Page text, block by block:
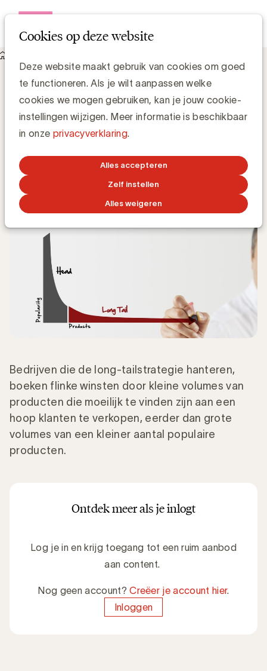
Cookies op deze website
Deze website maakt gebruik van cookies om goed
te functioneren. Als je wilt aanpassen welke
cookies we mogen gebruiken, kan je jouw cookie-
instellingen wijzigen. Meer informatie is beschikbaar
in onze privacyverklaring.
Alles accepteren
Zelf instellen
Alles weigeren
Wat is Long Tail?
Grégory Marchandise, UBA
Domain lead Data & Technology and Content
24 JANUARI 2022
Bedrijven die de long-tailstrategie hanteren,
boeken flinke winsten door kleine volumes van
producten die moeilijk te vinden zijn aan een
hoop klanten te verkopen, eerder dan grote
volumes van een kleiner aantal populaire
producten.
Ontdek meer als je inlogt
Log je in en krijg toegang tot een ruim aanbod
aan content.
Nog geen account?Creëer je account hier.
Inloggen